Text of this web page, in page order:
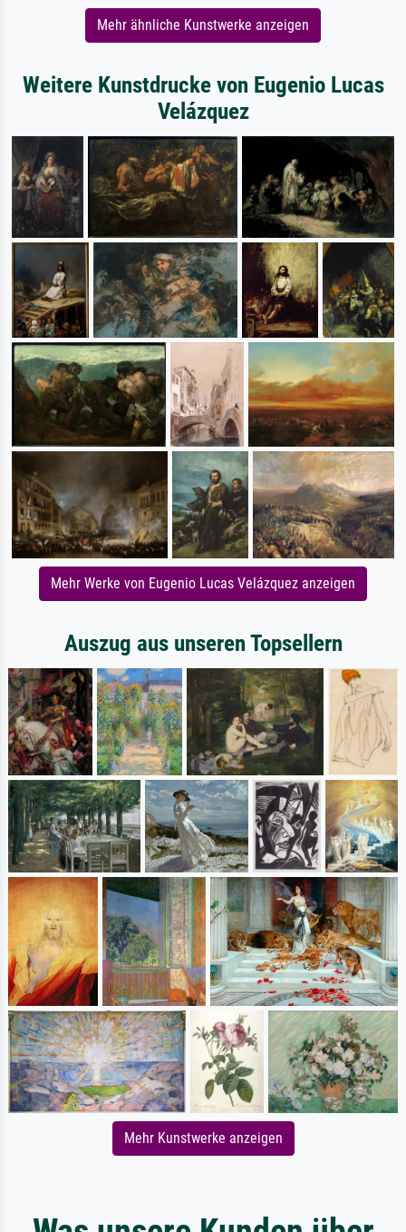
Mehr ähnliche Kunstwerke anzeigen
Weitere Kunstdrucke von Eugenio Lucas
Velázquez
Mehr Werke von Eugenio Lucas Velázquez anzeigen
Auszug aus unseren Topsellern
Mehr Kunstwerke anzeigen